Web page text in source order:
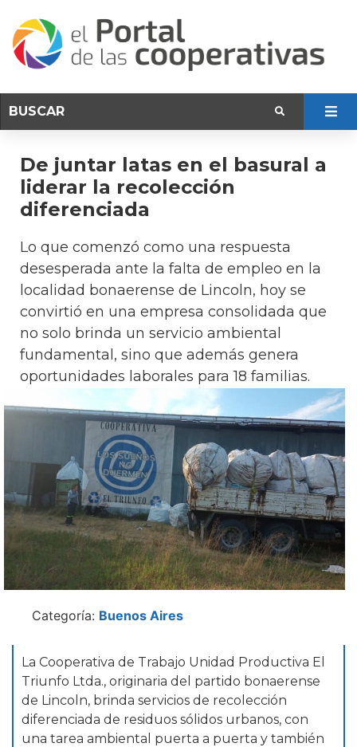
De juntar latas en el basural a
liderar la recolección
diferenciada
Lo que comenzó como una respuesta
desesperada ante la falta de empleo en la
localidad bonaerense de Lincoln, hoy se
convirtió en una empresa consolidada que
no solo brinda un servicio ambiental
fundamental, sino que además genera
oportunidades laborales para 18 familias.
Categoría: Buenos Aires
La Cooperativa de Trabajo Unidad Productiva El
Triunfo Ltda., originaria del partido bonaerense
de Lincoln, brinda servicios de recolección
diferenciada de residuos sólidos urbanos, con
una tarea ambiental puerta a puerta y también